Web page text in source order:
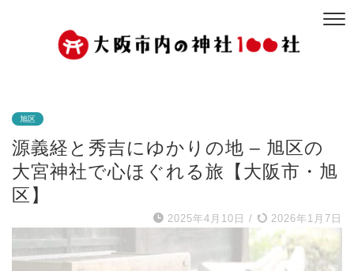
旭区
源義経と秀吉にゆかりの地 – 旭区の
大宮神社で心ほぐれる旅【大阪市・旭
区】
2025年4月10日 / 2026年1月7日